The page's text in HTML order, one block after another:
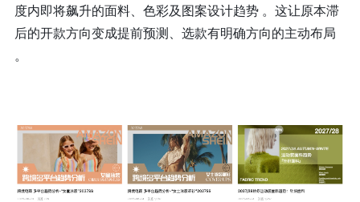
度内即将飙升的面料、色彩及图案设计趋势 。这让原本滞
后的开款方向变成提前预测、选款有明确方向的主动布局
。